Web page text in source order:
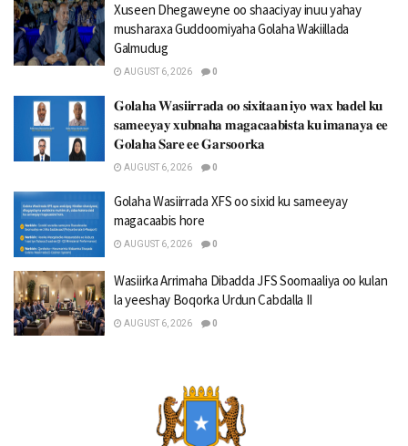
Xuseen Dhegaweyne oo shaaciyay inuu yahay
musharaxa Guddoomiyaha Golaha Wakiillada
Galmudug
AUGUST 6, 2026 0
𝐆𝐨𝐥𝐚𝐡𝐚 𝐖𝐚𝐬𝐢𝐢𝐫𝐫𝐚𝐝𝐚 𝐨𝐨 𝐬𝐢𝐱𝐢𝐭𝐚𝐚𝐧 𝐢𝐲𝐨 𝐰𝐚𝐱 𝐛𝐚𝐝𝐞𝐥 𝐤𝐮
𝐬𝐚𝐦𝐞𝐞𝐲𝐚𝐲 𝐱𝐮𝐛𝐧𝐚𝐡𝐚 𝐦𝐚𝐠𝐚𝐜𝐚𝐚𝐛𝐢𝐬𝐭𝐚 𝐤𝐮 𝐢𝐦𝐚𝐧𝐚𝐲𝐚 𝐞𝐞
𝐆𝐨𝐥𝐚𝐡𝐚 𝐒𝐚𝐫𝐞 𝐞𝐞 𝐆𝐚𝐫𝐬𝐨𝐨𝐫𝐤𝐚
AUGUST 6, 2026 0
Golaha Wasiirrada XFS oo sixid ku sameeyay
magacaabis hore
AUGUST 6, 2026 0
Wasiirka Arrimaha Dibadda JFS Soomaaliya oo kulan
la yeeshay Boqorka Urdun Cabdalla II
AUGUST 6, 2026 0